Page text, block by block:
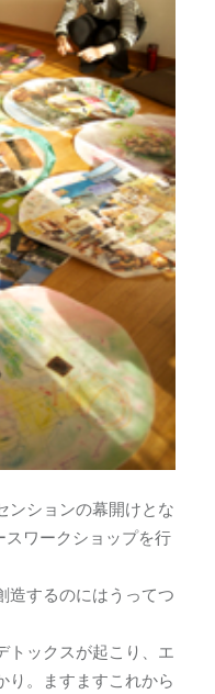
ンションの幕開けとな
ワークショップを行
造するのにはうってつ
トックスが起こり、エ
り。ますますこれから